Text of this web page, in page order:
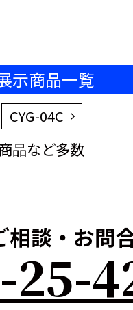
示商品一覧
CYG-04C
品など多数
相談・お問
25-